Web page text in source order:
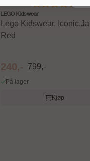
LEGO Kidswear
Lego Kidswear,
Red
240,- 799,-
På lager
Kjøp